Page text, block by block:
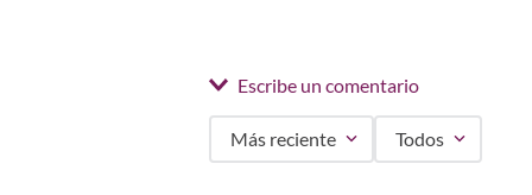
Escribe un comentario
Más reciente Todos